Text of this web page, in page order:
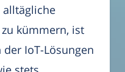
kümmern, ist
IoT-Lösungen